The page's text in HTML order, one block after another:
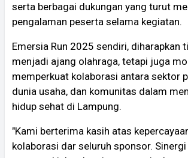
serta berbagai dukungan yang turut
pengalaman peserta selama kegiatan.
Emersia Run 2025 sendiri, diharapkan
menjadi ajang olahraga, tetapi juga
memperkuat kolaborasi antara sektor
dunia usaha, dan komunitas dalam
hidup sehat di Lampung.
"Kami berterima kasih atas
kolaborasi dar seluruh sponsor. Sinergi